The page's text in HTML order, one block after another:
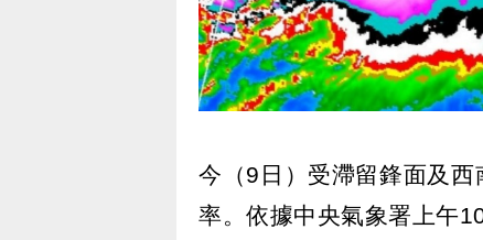
今（9日）受滯留鋒面及
率。依據中央氣象署上午